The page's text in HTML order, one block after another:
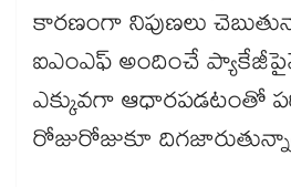
కారణంగా నిపుణలు
ఐఎంఎఫ్ అందించే ప్యాకేజీపైనే
ఎక్కువగా ఆధారపడటంతో
రోజురోజుకూ